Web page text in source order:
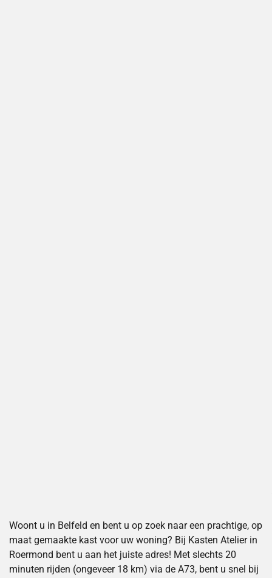
Woont u in Belfeld en bent u op zoek naar een prachtige, op
maat gemaakte kast voor uw woning? Bij Kasten Atelier in
Roermond bent u aan het juiste adres! Met slechts 20
minuten rijden (ongeveer 18 km) via de A73, bent u snel bij